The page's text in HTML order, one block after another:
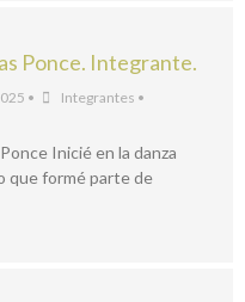
Ponce. Integrante.
• Integrantes •
Inicié en la danza
que formé parte de